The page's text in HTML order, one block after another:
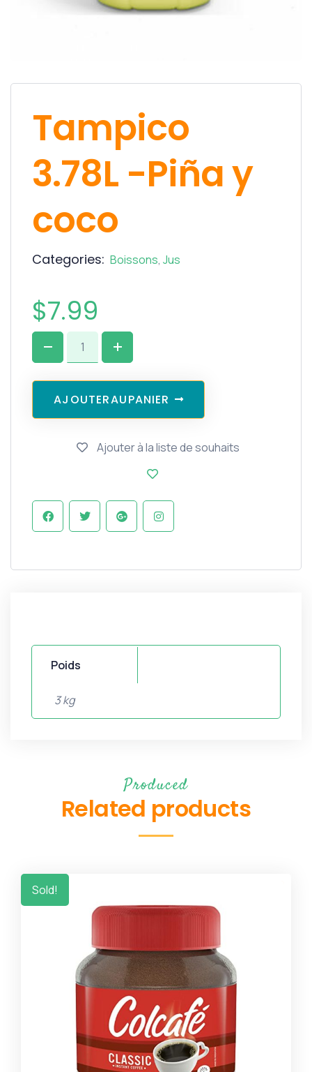
Tampico
3.78L -Piña y
coco
Categories: Boissons, Jus
$7.99
AJ OUTERAUPANIER
Ajouter à la liste de souhaits
Poids
3 kg
Produced
Related products
Sold!